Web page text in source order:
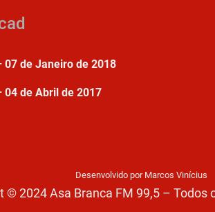
07 de Janeiro de 2018
04 de Abril de 2017
Desenvolvido por Marcos Vinícius
© 2024 Asa Branca FM 99,5 – Todos